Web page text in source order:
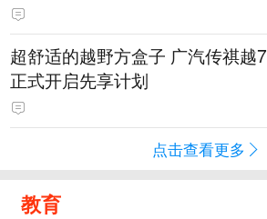
超舒适的越野方盒子 广汽传祺越7
正式开启先享计划
点击查看更多
教育